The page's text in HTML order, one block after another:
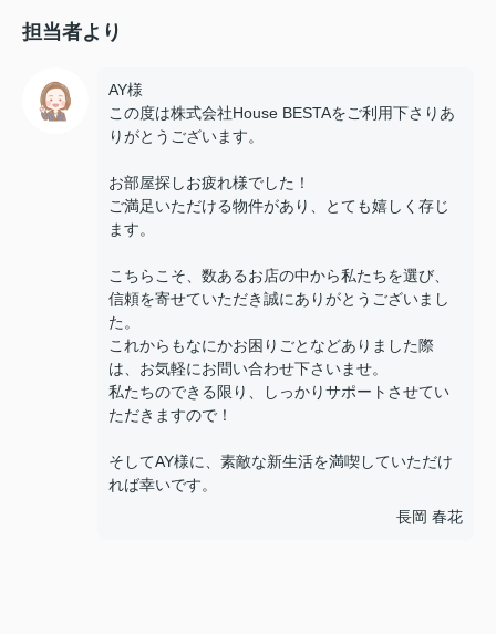
担当者より
AY様
この度は株式会社House BESTAをご利用下さりあ
りがとうございます。
お部屋探しお疲れ様でした！
ご満足いただける物件があり、とても嬉しく存じ
ます。
こちらこそ、数あるお店の中から私たちを選び、
信頼を寄せていただき誠にありがとうございまし
た。
これからもなにかお困りごとなどありました際
は、お気軽にお問い合わせ下さいませ。
私たちのできる限り、しっかりサポートさせてい
ただきますので！
そしてAY様に、素敵な新生活を満喫していただけ
れば幸いです。
長岡 春花